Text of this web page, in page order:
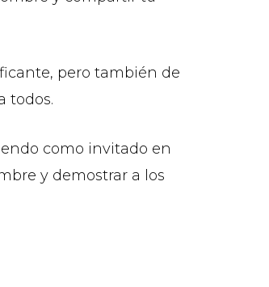
pero también de
todos.
como invitado en
y demostrar a los